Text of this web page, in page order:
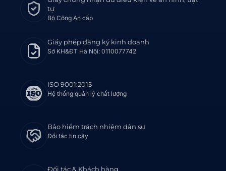
tự
Bộ Công An cấp
Giấy phép đăng ký kinh doanh
Sở KH&ĐT Hà Nội: 0110077742
ISO 9001:2015
Hệ thống quản lý chất lượng
Bảo hiểm trách nhiệm dân sự
Đối tác tin cậy
Đối tác & Khách hàng